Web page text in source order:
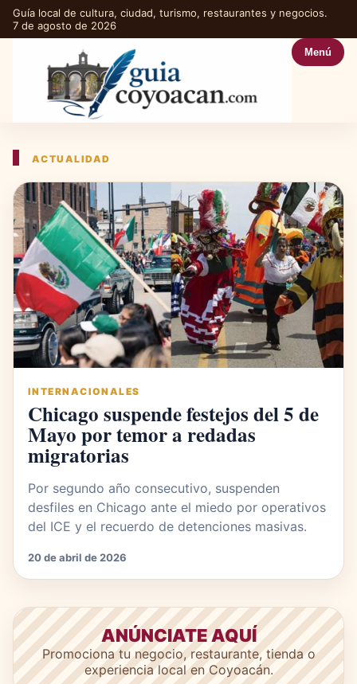
Guía local de cultura, ciudad, turismo, restaurantes y negocios.
7 de agosto de 2026
Menú
ACTUALIDAD
INTERNACIONALES
Chicago suspende festejos del 5 de
Mayo por temor a redadas
migratorias
Por segundo año consecutivo, suspenden
desfiles en Chicago ante el miedo por operativos
del ICE y el recuerdo de detenciones masivas.
20 de abril de 2026
ANÚNCIATE AQUÍ
Promociona tu negocio, restaurante, tienda o
experiencia local en Coyoacán.